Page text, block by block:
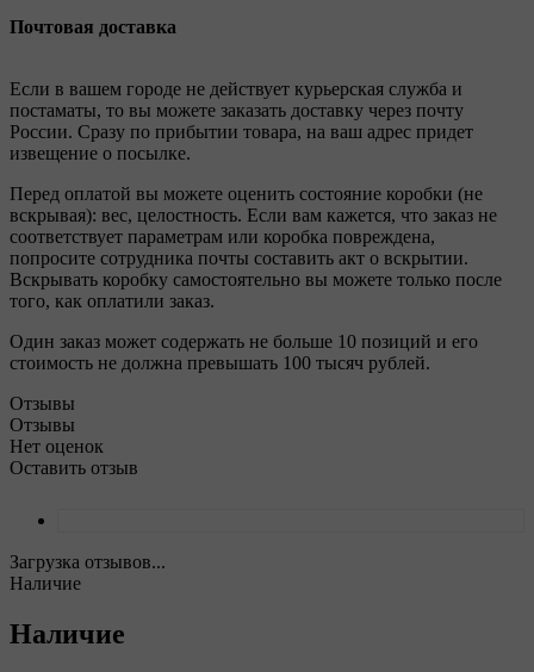
Почтовая доставка
Если в вашем городе не действует курьерская служба и
постаматы, то вы можете заказать доставку через почту
России. Сразу по прибытии товара, на ваш адрес придет
извещение о посылке.
Перед оплатой вы можете оценить состояние коробки (не
вскрывая): вес, целостность. Если вам кажется, что заказ не
соответствует параметрам или коробка повреждена,
попросите сотрудника почты составить акт о вскрытии.
Вскрывать коробку самостоятельно вы можете только после
того, как оплатили заказ.
Один заказ может содержать не больше 10 позиций и его
стоимость не должна превышать 100 тысяч рублей.
Отзывы
Отзывы
Нет оценок
Оставить отзыв
Загрузка отзывов...
Наличие
Наличие